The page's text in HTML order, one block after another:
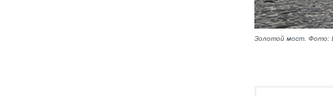
Золотой мост. Фото: